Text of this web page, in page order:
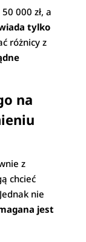
000 zł, a
tylko
różnicy z
na
z
chcieć
nie
jest